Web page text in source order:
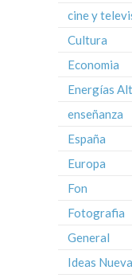
cine y
Cultura
Economia
Energías
enseñanza
España
Europa
Fon
Fotografia
General
Ideas